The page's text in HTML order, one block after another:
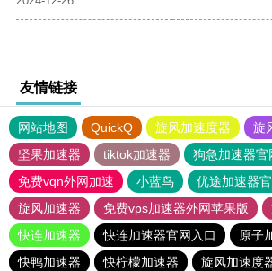
友情链接
网站地图 QuickQ 旋风加速度器
旋
坚果加速器
tiktok加速器
狗急加速器官
免费vqn外网加速
小蓝鸟 优途加速器
旋风加速器
免费vps加速器外网苹果版
快连加速器
快连加速器官网入口
原子
快鸭加速器
快柠檬加速器 旋风加速度